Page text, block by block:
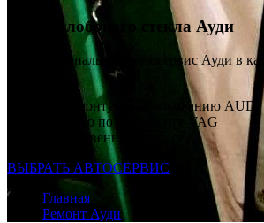
Замена лобового стекла Ауди
Профессиональный автосервис Ауди в
Опыт по ремонту и обслуживанию AUDI
Ремонт строго по регламенту VAG
Только качественные запчасти
ВЫБРАТЬ АВТОСЕРВИС
Главная
Ремонт Ауди